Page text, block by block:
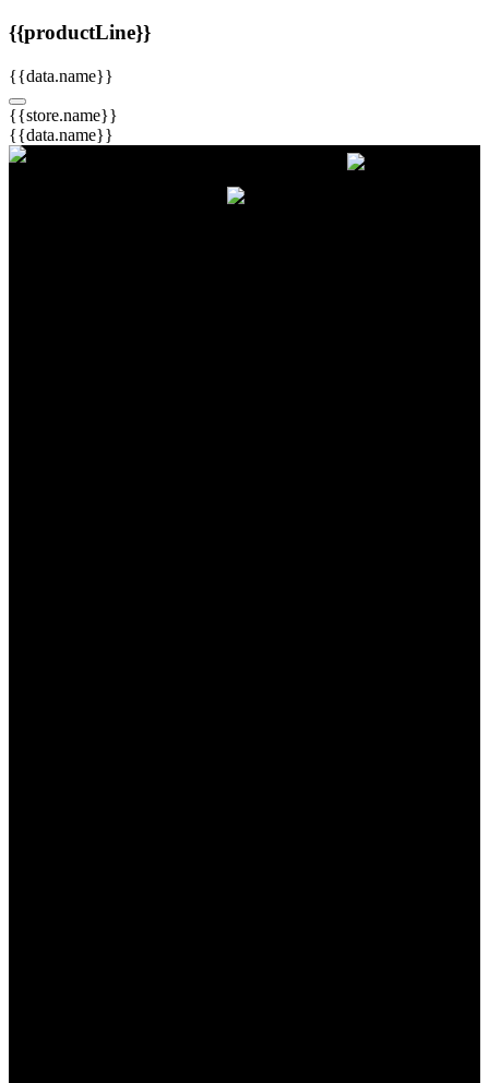
{{productLine}}
{{data.name}}
{{store.name}}
{{data.name}}